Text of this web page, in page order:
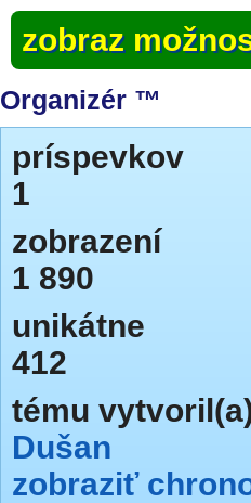
zobraz
Organizér ™️
príspevkov
1
zobrazení
1 890
unikátne
412
tému
Dušan
zobraziť